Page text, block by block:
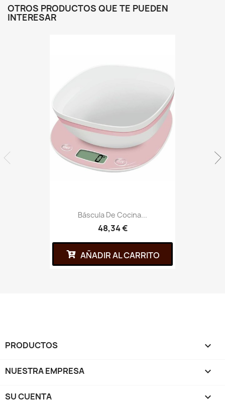
OTROS PRODUCTOS QUE TE PUEDEN
INTERESAR
Báscula De Cocina...
48,34 €
AÑADIR AL CARRITO
PRODUCTOS 
NUESTRA EMPRESA 
SU CUENTA 